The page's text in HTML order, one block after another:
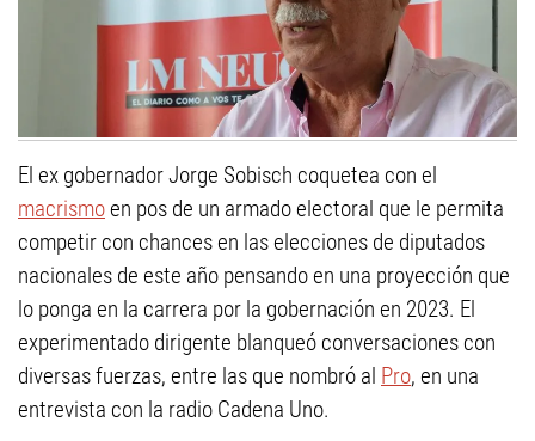
El ex gobernador Jorge Sobisch coquetea con el
macrismoen pos de un armado electoral que le permita
competir con chances en las elecciones de diputados
nacionales de este año pensando en una proyección que
lo ponga en la carrera por la gobernación en 2023. El
experimentado dirigente blanqueó conversaciones con
diversas fuerzas, entre las que nombró al Pro, en una
entrevista con la radio Cadena Uno.